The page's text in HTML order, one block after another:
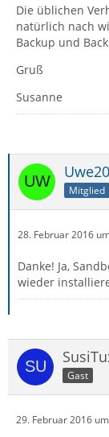
Die üblichen
natürlich nach
Backup und
Gruß
Susanne
Mitglied
28. Februar 2016
Danke! Ja,
wieder
Gast
29. Februar 2016